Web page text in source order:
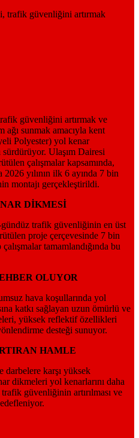
güvenliğini artırmak ve
ağı sunmak amacıyla kent
Polyester) yol kenar
sürdürüyor. Ulaşım Dairesi
çalışmalar kapsamında,
yılının ilk 6 ayında 7 bin
montajı gerçekleştirildi.
DİKMESİ
gündüz trafik güvenliğinin en üst
proje çerçevesinde 7 bin
tamamlandığında bu
OLUYOR
hava koşullarında yol
katkı sağlayan uzun ömürlü ve
yüksek reflektif özellikleri
desteği sunuyor.
HAMLE
darbelere karşı yüksek
dikmeleri yol kenarlarını daha
güvenliğinin artırılması ve